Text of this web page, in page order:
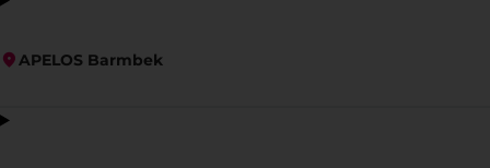
APELOS Barmbek